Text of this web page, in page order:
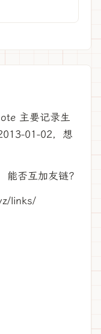
主要记录生
01-02，想
能否互加友链？
links/